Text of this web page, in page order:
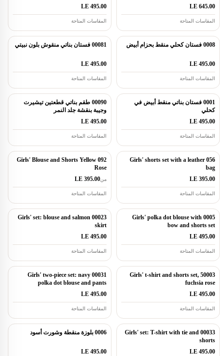
LE 645.00
المقاسات المتاحة
LE 495.00
المقاسات المتاحة
0008 فستان كحلي منقط بحزام أبيض
LE 495.00
المقاسات المتاحة
00081 فستان بناتي منقوش بلون نبيتي
LE 495.00
المقاسات المتاحة
0001 فستان بناتي منقط أبيض في
كحلي
LE 495.00
المقاسات المتاحة
00090 طقم بناتي قطعتين تيشيرت
وجيبة بنقشة جلد النمر
LE 495.00
المقاسات المتاحة
056 Girls' shorts set with a leather
bag
LE 395.00
المقاسات المتاحة
092 Girls' Blouse and Shorts Yellow
Rose
منLE 395.00
المقاسات المتاحة
0005 Girls' polka dot blouse with
bow and shorts set
LE 495.00
المقاسات المتاحة
00023 Girls' set: blouse and salmon
skirt
LE 495.00
المقاسات المتاحة
50003 Girls' t-shirt and shorts set,
fuchsia rose
LE 495.00
المقاسات المتاحة
00031 Girls' two-piece set: navy
polka dot blouse and pants
LE 495.00
المقاسات المتاحة
00033 Girls' set: T-shirt with tie and
shorts
LE 495.00
0006 بلوزة منقطة وشورت أسود
LE 495.00